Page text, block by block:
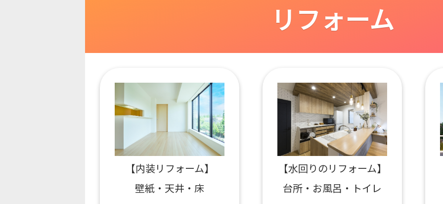
リフォーム
【内装リフォーム】
壁紙・天井・床
【水回りのリフォーム】
台所・お風呂・トイレ